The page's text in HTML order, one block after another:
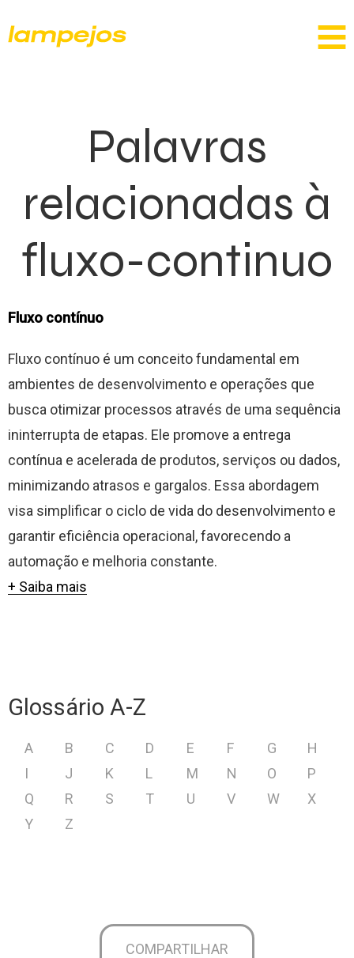
Palavras
relacionadas à
fluxo-continuo
Fluxo contínuo
Fluxo contínuo é um conceito fundamental em
ambientes de desenvolvimento e operações que
busca otimizar processos através de uma sequência
ininterrupta de etapas. Ele promove a entrega
contínua e acelerada de produtos, serviços ou dados,
minimizando atrasos e gargalos. Essa abordagem
visa simplificar o ciclo de vida do desenvolvimento e
garantir eficiência operacional, favorecendo a
automação e melhoria constante.
+ Saiba mais
Glossário A-Z
A B C D E F G
H
I
J K L M N O
P
Q
R S T U V W
X
Y
Z
COMPARTILHAR